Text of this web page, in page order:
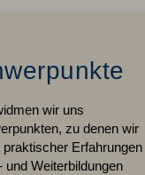
wir uns
zu denen wir
Erfahrungen
Weiterbildungen